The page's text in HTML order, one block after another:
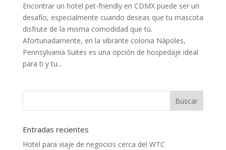
Encontrar un hotel pet-friendly en CDMX puede ser un
desafío, especialmente cuando deseas que tu mascota
disfrute de la misma comodidad que tú.
Afortunadamente, en la vibrante colonia Nápoles,
Pennsylvania Suites es una opción de hospedaje ideal
para ti y tu...
Entradas recientes
Hotel para viaje de negocios cerca del WTC